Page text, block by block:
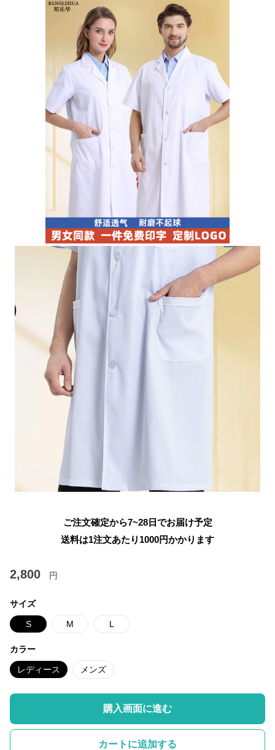
ご注文確定から7~28日でお届け予定
送料は1注文あたり 1000円かかります
2,800 円
サイズ
S M L
カラー
レディース メンズ
購入画面に進む
カートに追加する